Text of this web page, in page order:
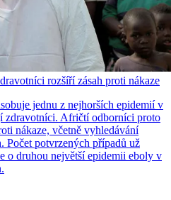
rozšíří zásah proti nákaze
jednu z nejhorších epidemií v
zdravotníci. Afričtí odborníci proto
nákaze, včetně vyhledávání
Počet potvrzených případů už
o druhou největší epidemii eboly v